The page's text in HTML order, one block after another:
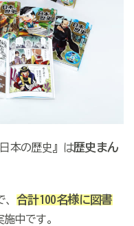
本の歴史』は歴史まん
合計100名様に図書
施中です。